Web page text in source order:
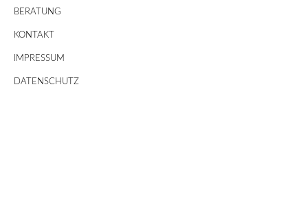
BERATUNG
KONTAKT
IMPRESSUM
DATENSCHUTZ